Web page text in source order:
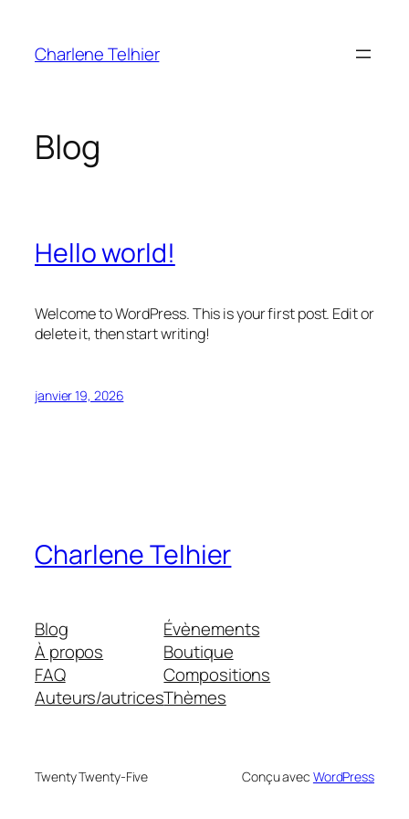
contenu
Charlene Telhier
Blog
Hello world!
Welcome to WordPress. This is your first post. Edit or
delete it, then start writing!
janvier 19, 2026
Charlene Telhier
Blog
À propos
FAQ
Auteurs/autrices
Évènements
Boutique
Compositions
Thèmes
Twenty Twenty-Five Conçu avec WordPress